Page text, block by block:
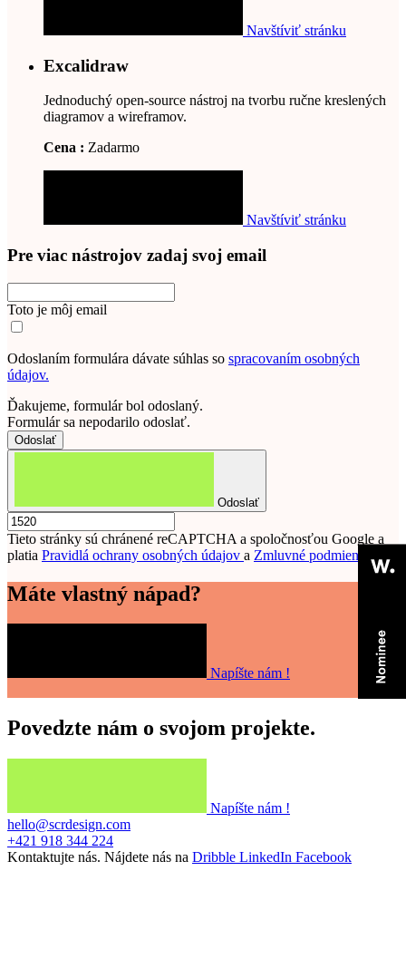
Navštíviť stránku
Excalidraw
Jednoduchý open-source nástroj na tvorbu ručne kreslených
diagramov a wireframov.
Cena : Zadarmo
Navštíviť stránku
Pre viac nástrojov zadaj svoj email
Toto je môj email
Odoslaním formulára dávate súhlas so spracovaním osobných
údajov.
Ďakujeme, formulár bol odoslaný.
Formulár sa nepodarilo odoslať.
Odoslať
Tieto stránky sú chránené reCAPTCHA a spoločnosťou Google a
platia Pravidlá ochrany osobných údajov a Zmluvné podmienky.
Máte vlastný nápad?
Napíšte nám !
Povedzte nám o svojom projekte.
Napíšte nám !
hello@scrdesign.com
+421 918 344 224
Kontaktujte nás. Nájdete nás na Dribble LinkedIn Facebook